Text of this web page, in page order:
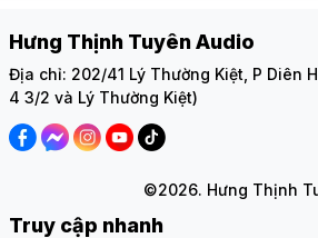
Hưng Thịnh Tuyên Audio
Địa chỉ: 202/41 Lý Thường Kiệt, P Diên
4 3/2 và Lý Thường Kiệt)
©2026. Hưng Thịnh
Truy cập nhanh